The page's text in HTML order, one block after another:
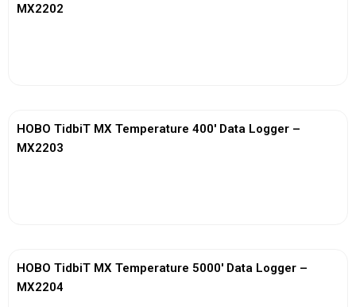
MX2202
HOBO TidbiT MX Temperature 400′ Data Logger –
MX2203
HOBO TidbiT MX Temperature 5000′ Data Logger –
MX2204